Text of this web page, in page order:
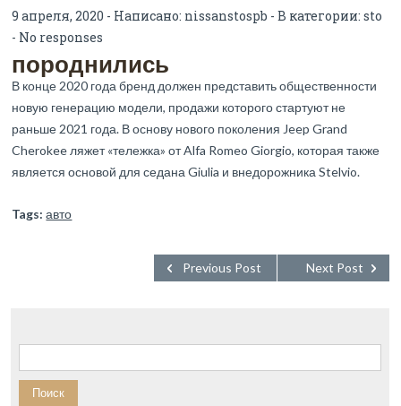
породнились
9 апреля, 2020 - Написано: nissanstospb - В категории:sto
- No responses
В конце 2020 года бренд должен представить общественности
новую генерацию модели, продажи которого стартуют не
раньше 2021 года. В основу нового поколения Jeep Grand
Cherokee ляжет «тележка» от Alfa Romeo Giorgio, которая также
является основой для седана Giulia и внедорожника Stelvio.
Tags: авто
Next Post
Previous Post
Найти: